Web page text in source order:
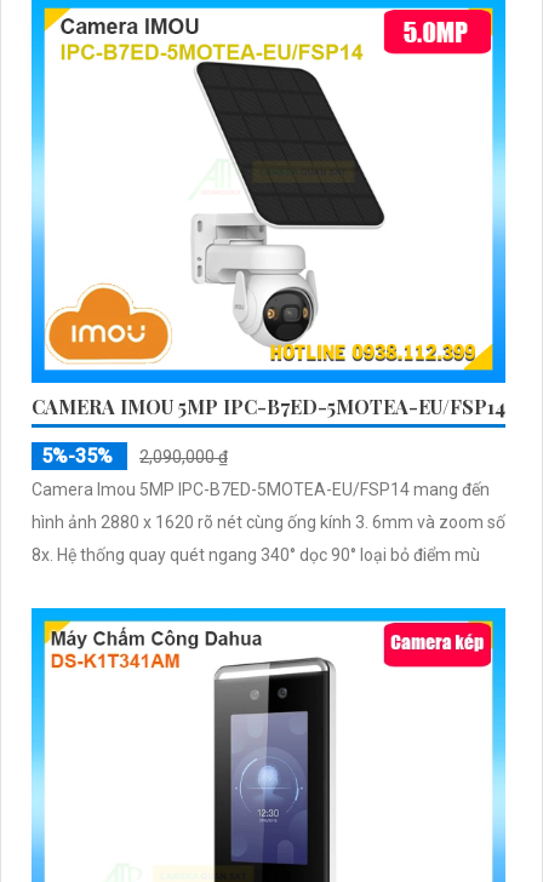
CAMERA IMOU 5MP IPC-B7ED-5MOTEA-EU/FSP14
5%-35%
2,090,000 ₫
Camera Imou 5MP IPC-B7ED-5MOTEA-EU/FSP14 mang đến
hình ảnh 2880 x 1620 rõ nét cùng ống kính 3. 6mm và zoom số
8x. Hệ thống quay quét ngang 340° dọc 90° loại bỏ điểm mù